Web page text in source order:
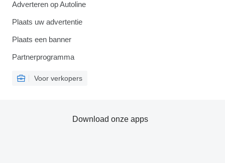
Adverteren op Autoline
Plaats uw advertentie
Plaats een banner
Partnerprogramma
Voor verkopers
Download onze apps